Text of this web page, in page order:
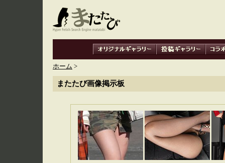
ホーム >
またたび画像掲示板